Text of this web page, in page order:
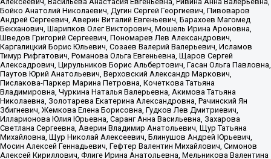
Бойко Анатолий Николаевич, Дугин Сергей Георгиевич, Пивоваров
Андрей Сергеевич, Аверин Виталий Евгеньевич, Барахоев Магомед
Бекханович, Шарипков Олег Викторович, Мошель Ирина Ароновна,
Шведов Григорий Сергеевич, Пономарев Лев Александрович,
Каргалицкий Борис Юльевич, Созаев Валерий Валерьевич, Исламов
Тимур Рифгатович, Романова Ольга Евгеньевна, Щаров Сергей
Алексадрович, Цирульников Борис Альбертович, Гасан Ольга Павловна,
Паутов Юрий Анатольевич, Верховский Александр Маркович,
Пислакова-Паркер Марина Петровна, Кочеткова Татьяна
Владимировна, Чуркина Наталья Валерьевна, Акимова Татьяна
Николаевна, Золотарева Екатерина Александровна, Рачинский Ян
Збигневич, Жемкова Елена Борисовна, Гудков Лев Дмитриевич,
Илларионова Юлия Юрьевна, Саранг Анна Васильевна, Захарова
Светлана Сергеевна, Аверин Владимир Анатольевич, Щур Татьяна
Михайловна, Щур Николай Алексеевич, Блинушов Андрей Юрьевич,
Мосин Алексей Геннадьевич, Гефтер Валентин Михайлович, Симонов
Алексей Кириллович, Флиге Ирина Анатольевна, Мельникова Валентина